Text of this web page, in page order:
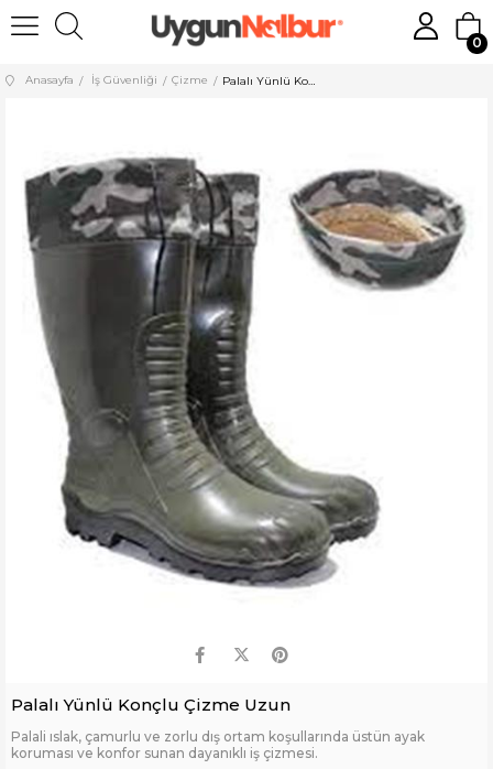
0
Anasayfa İş Güvenliği Çizme
Palalı Yünlü Konçlu Çizme Uzun
Palali ıslak, çamurlu ve zorlu dış ortam koşullarında üstün ayak
koruması ve konfor sunan dayanıklı iş çizmesi.